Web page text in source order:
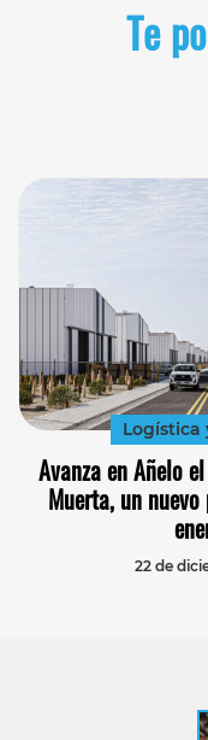
Te
Logística
Avanza en Añelo
Muerta, un
22 de